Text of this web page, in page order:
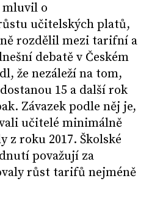
mluvil o
učitelských platů,
rozdělil mezi tarifní a
debatě v Českém
že nezáleží na tom,
15 a další rok
Závazek podle něj je,
učitelé minimálně
z roku 2017. Školské
považují za
růst tarifů nejméně